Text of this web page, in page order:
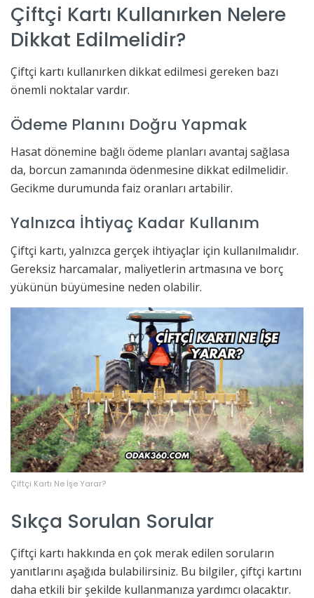
Çiftçi Kartı Kullanırken Nelere
Dikkat Edilmelidir?
Çiftçi kartı kullanırken dikkat edilmesi gereken bazı
önemli noktalar vardır.
Ödeme Planını Doğru Yapmak
Hasat dönemine bağlı ödeme planları avantaj sağlasa
da, borcun zamanında ödenmesine dikkat edilmelidir.
Gecikme durumunda faiz oranları artabilir.
Yalnızca İhtiyaç Kadar Kullanım
Çiftçi kartı, yalnızca gerçek ihtiyaçlar için kullanılmalıdır.
Gereksiz harcamalar, maliyetlerin artmasına ve borç
yükünün büyümesine neden olabilir.
Çiftçi Kartı Ne İşe Yarar?
Sıkça Sorulan Sorular
Çiftçi kartı hakkında en çok merak edilen soruların
yanıtlarını aşağıda bulabilirsiniz. Bu bilgiler, çiftçi kartını
daha etkili bir şekilde kullanmanıza yardımcı olacaktır.